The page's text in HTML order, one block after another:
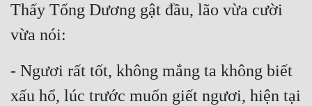
Thấy Tống Dương gật đầu, lão vừa cười
vừa nói:
- Ngươi rất tốt, không mắng ta không biết
xấu hổ, lúc trước muốn giết ngươi, hiện tại